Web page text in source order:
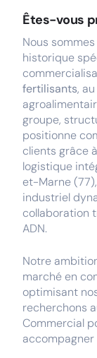
Êtes-vous
Nous sommes
historique
fertilisants,
groupe,
positionne
clients grâce
logistique
et-Marne
industriel
collaboration
ADN.
Notre
marché en
optimisant
recherchons
Commercial